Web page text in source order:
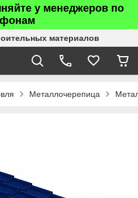
у менеджеров по
материалов
Металлочерепица